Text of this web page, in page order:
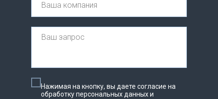
Нажимая на кнопку, вы даете согласие на
обработку персональных данных и